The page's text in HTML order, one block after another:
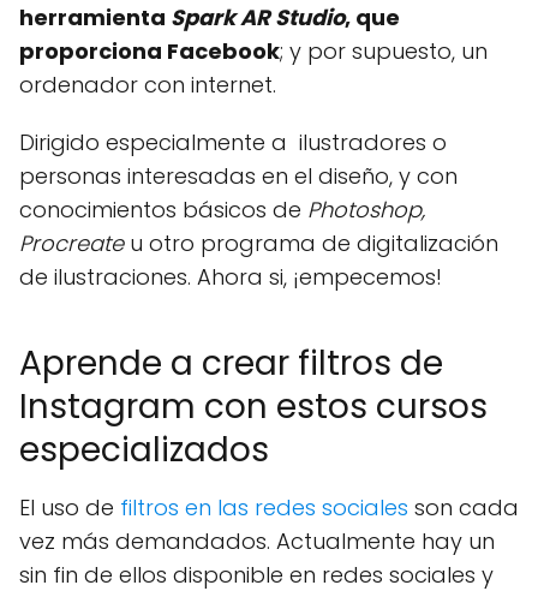
herramienta Spark AR Studio, que
proporciona Facebook; y por supuesto, un
ordenador con internet.
Dirigido especialmente a ilustradores o
personas interesadas en el diseño, y con
conocimientos básicos de Photoshop,
Procreateu otro programa de digitalización
de ilustraciones. Ahora si, ¡empecemos!
Aprende a crear filtros de
Instagram con estos cursos
especializados
El uso de filtros en las redes sociales son cada
vez más demandados. Actualmente hay un
sin fin de ellos disponible en redes sociales y